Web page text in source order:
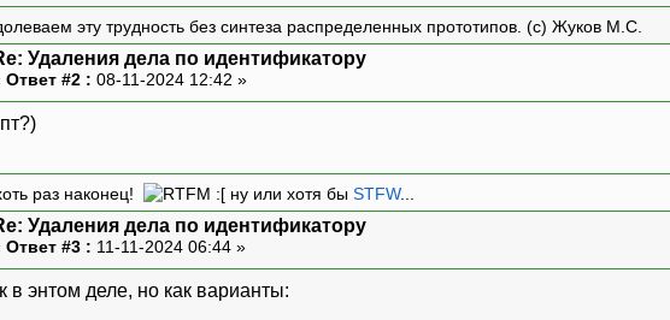
эту трудность без синтеза распределенных прототипов. (с) Жуков М.С.
Удаления дела по идентификатору
Ответ #2 : 08-11-2024 12:42 »
раз наконец! :[ ну или хотя бы STFW...
Удаления дела по идентификатору
Ответ #3 : 11-11-2024 06:44 »
в энтом деле, но как варианты: